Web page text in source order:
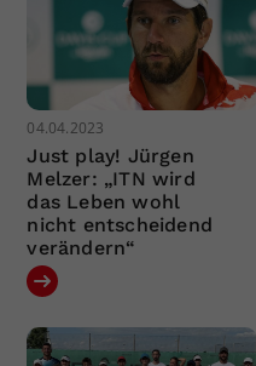
04.04.2023
Just play! Jürgen
Melzer: „ITN wird
das Leben wohl
nicht entscheidend
verändern“